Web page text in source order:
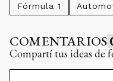
Fórmula 1
COMENTARIOS
Compartí tus ideas de